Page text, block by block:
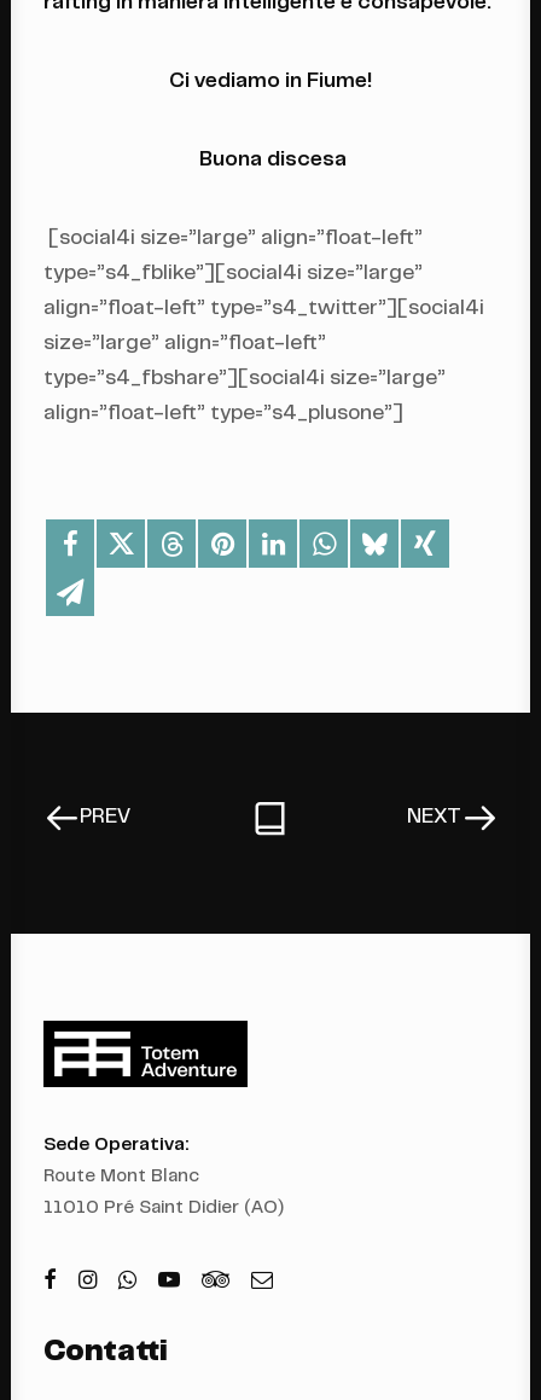
rafting in maniera intelligente e consapevole.
Ci vediamo in Fiume!
Buona discesa
[social4i size=”large” align=”float-left”
type=”s4_fblike”][social4i size=”large”
align=”float-left” type=”s4_twitter”][social4i
size=”large” align=”float-left”
type=”s4_fbshare”][social4i size=”large”
align=”float-left” type=”s4_plusone”]
PREV NEXT
Sede Operativa:
Route Mont Blanc
11010 Pré Saint Didier (AO)
Contatti